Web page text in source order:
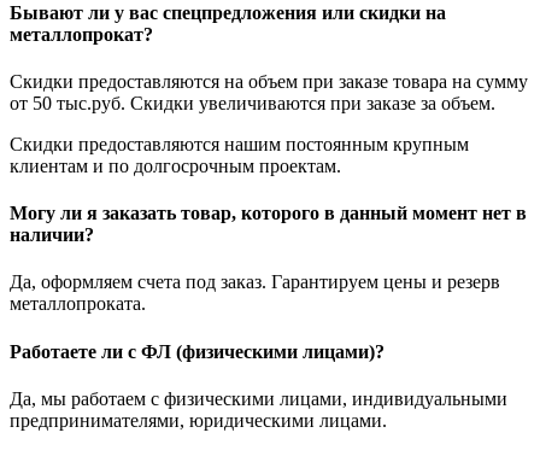
Бывают ли у вас спецпредложения или скидки на
металлопрокат?
Скидки предоставляются на объем при заказе товара на сумму
от 50 тыс.руб. Скидки увеличиваются при заказе за объем.
Скидки предоставляются нашим постоянным крупным
клиентам и по долгосрочным проектам.
Могу ли я заказать товар, которого в данный момент нет в
наличии?
Да, оформляем счета под заказ. Гарантируем цены и резерв
металлопроката.
Работаете ли с ФЛ (физическими лицами)?
Да, мы работаем с физическими лицами, индивидуальными
предпринимателями, юридическими лицами.